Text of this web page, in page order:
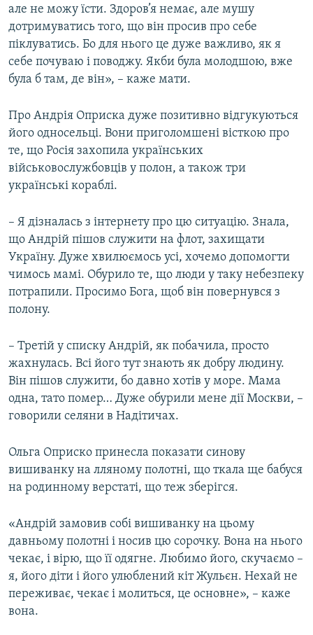
але не можу їсти. Здоров’я немає, але мушу
дотримуватись того, що він просив про себе
піклуватись. Бо для нього це дуже важливо, як я
себе почуваю і поводжу. Якби була молодшою, вже
була б там, де він», – каже мати.
Про Андрія Оприска дуже позитивно відгукуються
його односельці. Вони приголомшені вісткою про
те, що Росія захопила українських
військовослужбовців у полон, а також три
українські кораблі.
– Я дізналась з інтернету про цю ситуацію. Знала,
що Андрій пішов служити на флот, захищати
Україну. Дуже хвилюємось усі, хочемо допомогти
чимось мамі. Обурило те, що люди у таку небезпеку
потрапили. Просимо Бога, щоб він повернувся з
полону.
– Третій у списку Андрій, як побачила, просто
жахнулась. Всі його тут знають як добру людину.
Він пішов служити, бо давно хотів у море. Мама
одна, тато помер… Дуже обурили мене дії Москви, –
говорили селяни в Надітичах.
Ольга Оприско принесла показати синову
вишиванку на лляному полотні, що ткала ще бабуся
на родинному верстаті, що теж зберігся.
«Андрій замовив собі вишиванку на цьому
давньому полотні і носив цю сорочку. Вона на нього
чекає, і вірю, що її одягне. Любимо його, скучаємо –
я, його діти і його улюблений кіт Жульєн. Нехай не
переживає, чекає і молиться, це основне», – каже
вона.